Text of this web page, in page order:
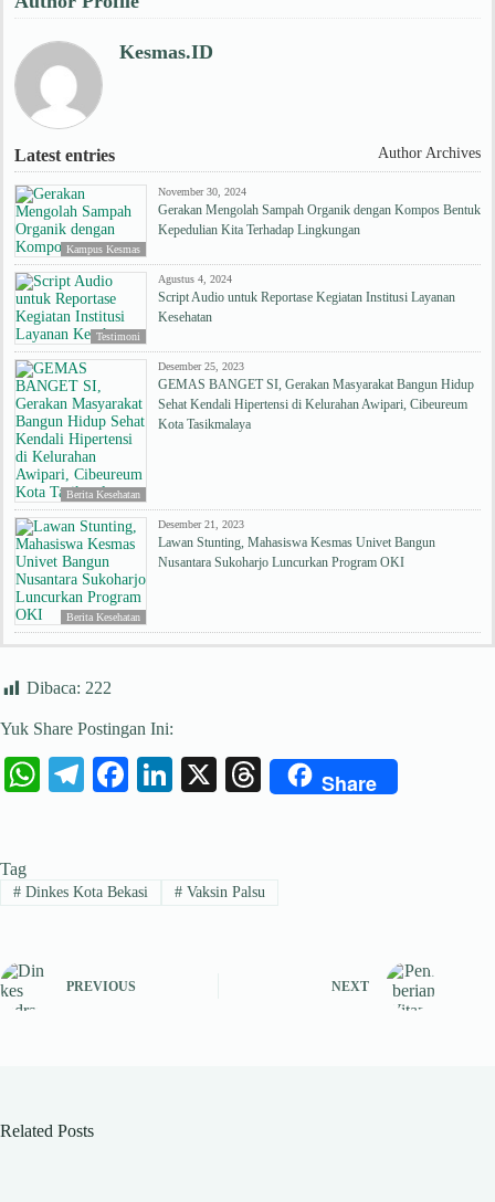
Kesmas.ID
Latest entries Author Archives
Kampus Kesmas
November 30, 2024
Gerakan Mengolah Sampah Organik dengan Kompos Bentuk
Kepedulian Kita Terhadap Lingkungan
Testimoni
Agustus 4, 2024
Script Audio untuk Reportase Kegiatan Institusi Layanan
Kesehatan
Berita Kesehatan
Desember 25, 2023
GEMAS BANGET SI, Gerakan Masyarakat Bangun Hidup
Sehat Kendali Hipertensi di Kelurahan Awipari, Cibeureum
Kota Tasikmalaya
Berita Kesehatan
Desember 21, 2023
Lawan Stunting, Mahasiswa Kesmas Univet Bangun
Nusantara Sukoharjo Luncurkan Program OKI
Dibaca: 222
Yuk Share Postingan Ini:
W
A
Te
a
Fa
ok
Li
In
X
T
ds
Share
Tag
#Dinkes Kota Bekasi #Vaksin Palsu
PREVIOUS NEXT
Related Posts